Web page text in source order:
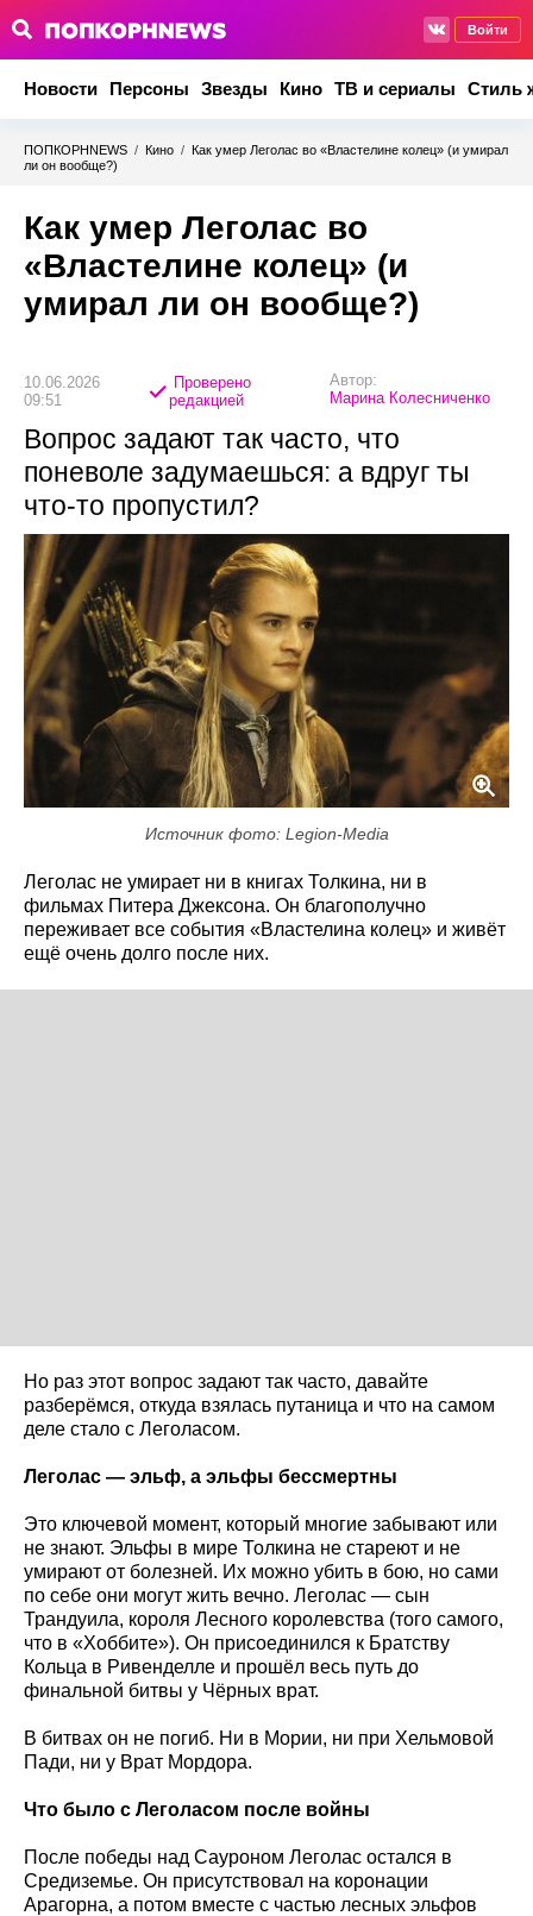
Войти
Новости Персоны Звезды Кино ТВ и сериалы Стиль
ПОПКОРНNEWS / Кино / Как умер Леголас во «Властелине колец» (и умирал
ли он вообще?)
Как умер Леголас во
«Властелине колец» (и
умирал ли он вообще?)
10.06.2026
09:51
Проверено
редакцией
Автор:
Марина Колесниченко
Вопрос задают так часто, что
поневоле задумаешься: а вдруг ты
что-то пропустил?
Источник фото: Legion-Media
Леголас не умирает ни в книгах Толкина, ни в
фильмах Питера Джексона. Он благополучно
переживает все события «Властелина колец» и живёт
ещё очень долго после них.
Но раз этот вопрос задают так часто, давайте
разберёмся, откуда взялась путаница и что на самом
деле стало с Леголасом.
Леголас — эльф, а эльфы бессмертны
Это ключевой момент, который многие забывают или
не знают. Эльфы в мире Толкина не стареют и не
умирают от болезней. Их можно убить в бою, но сами
по себе они могут жить вечно. Леголас — сын
Трандуила, короля Лесного королевства (того самого,
что в «Хоббите»). Он присоединился к Братству
Кольца в Ривенделле и прошёл весь путь до
финальной битвы у Чёрных врат.
В битвах он не погиб. Ни в Мории, ни при Хельмовой
Пади, ни у Врат Мордора.
Что было с Леголасом после войны
После победы над Сауроном Леголас остался в
Средиземье. Он присутствовал на коронации
Арагорна, а потом вместе с частью лесных эльфов